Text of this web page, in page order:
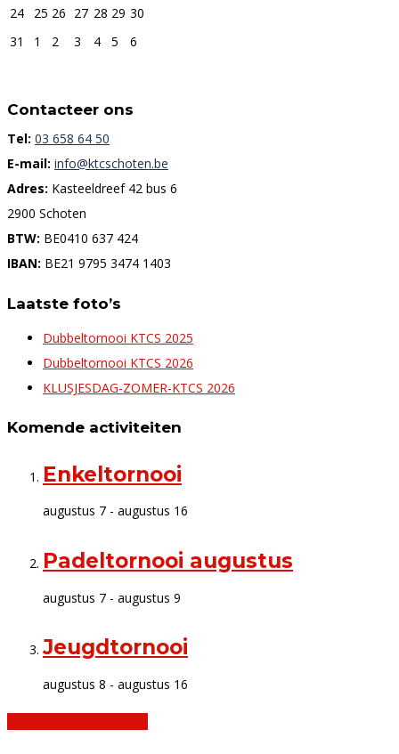
24
25 26 27 28 29 30
31
1 2 3 4 5 6
Contacteer ons
Tel: 03 658 64 50
E-mail: info@ktcschoten.be
Adres: Kasteeldreef 42 bus 6
2900 Schoten
BTW: BE0410 637 424
IBAN: BE21 9795 3474 1403
Laatste foto’s
Dubbeltornooi KTCS 2025
Dubbeltornooi KTCS 2026
KLUSJESDAG-ZOMER-KTCS 2026
Komende activiteiten
Enkeltornooi
augustus 7 - augustus 16
Padeltornooi augustus
augustus 7 - augustus 9
Jeugdtornooi
augustus 8 - augustus 16